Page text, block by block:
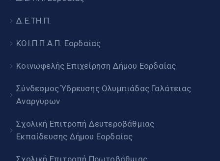
Δ.Ε.ΤΗ.Π.
ΚΟΙ.Π.Π.Α.Π. Εορδαίας
Κοινωφελής Επιχείρηση Δήμου Εορδαίας
Σύνδεσμος Ύδρευσης Ολυμπιάδας Γαλάτειας
Αναργύρων
Σχολική Επιτροπή Δευτεροβάθμιας
Εκπαίδευσης Δήμου Εορδαίας